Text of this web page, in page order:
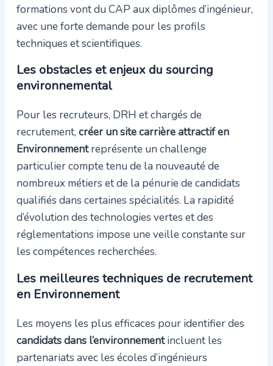
formations vont du CAP aux diplômes d’ingénieur,
avec une forte demande pour les profils
techniques et scientifiques.
Les obstacles et enjeux du sourcing
environnemental
Pour les recruteurs, DRH et chargés de
recrutement, créer un site carrière attractif en
Environnementreprésente un challenge
particulier compte tenu de la nouveauté de
nombreux métiers et de la pénurie de candidats
qualifiés dans certaines spécialités. La rapidité
d’évolution des technologies vertes et des
réglementations impose une veille constante sur
les compétences recherchées.
Les meilleures techniques de recrutement
en Environnement
Les moyens les plus efficaces pour identifier des
candidats dans l’environnementincluent les
partenariats avec les écoles d’ingénieurs